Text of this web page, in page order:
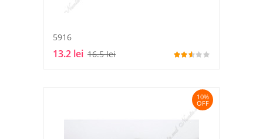
5916
13.2 lei 16.5 lei
10%
OFF